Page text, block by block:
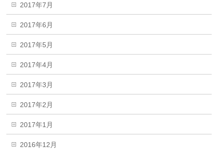
2017年7月
2017年6月
2017年5月
2017年4月
2017年3月
2017年2月
2017年1月
2016年12月